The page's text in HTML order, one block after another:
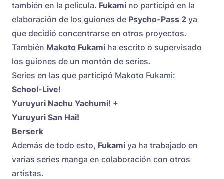
también en la película. Fukami no participó en la
elaboración de los guiones de Psycho-Pass 2 ya
que decidió concentrarse en otros proyectos.
También Makoto Fukami ha escrito o supervisado
los guiones de un montón de series.
Series en las que participó Makoto Fukami:
School-Live!
Yuruyuri Nachu Yachumi! +
Yuruyuri San Hai!
Berserk
Además de todo esto, Fukami ya ha trabajado en
varias series manga en colaboración con otros
artistas.